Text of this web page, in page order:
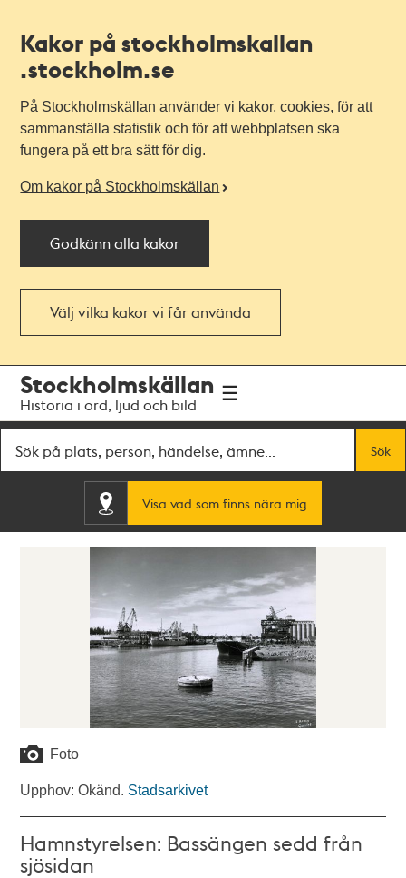
Kakor på stockholmskallan
.stockholm.se
På Stockholmskällan använder vi kakor, cookies, för att
sammanställa statistik och för att webbplatsen ska
fungera på ett bra sätt för dig.
Om kakor på Stockholmskällan
Godkänn alla kakor
Välj vilka kakor vi får använda
navigationen
huvudinnehållet
Stockholmskällan
Historia i ord, ljud och bild
Sök
Visa vad som finns nära mig
Foto
Upphov: Okänd. Stadsarkivet
Hamnstyrelsen: Bassängen sedd från
sjösidan